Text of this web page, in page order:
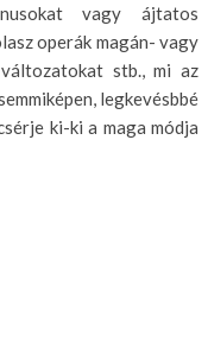
vagy ájtatos
operák magán- vagy
stb., mi az
legkevésbbé
ki-ki a maga módja